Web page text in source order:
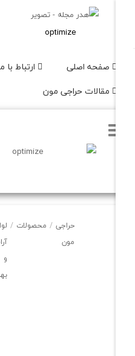
اصلی ارتباط با ما
حراجی مون
محصولات / لوازم
/